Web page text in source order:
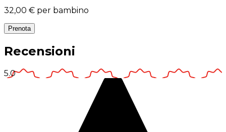
32,00 € per bambino
Prenota
Recensioni
5.0